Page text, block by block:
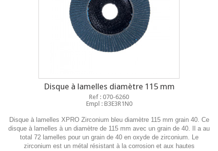
Disque à lamelles diamètre 115 mm
Ref : 070-6260
Empl : B3E3R1N0
Disque à lamelles XPRO Zirconium bleu diamètre 115 mm grain 40. Ce
disque à lamelles à un diamètre de 115 mm avec un grain de 40. Il a au
total 72 lamelles pour un grain de 40 en oxyde de zirconium. Le
zirconium est un métal résistant à la corrosion et aux hautes